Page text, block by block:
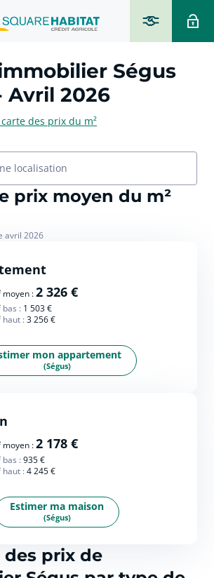
Ségus
Avril 2026
des prix du m²
localisation
prix moyen du m²
avril 2026
moyen :2 326 €
bas : 1 503 €
haut :3 256 €
mon appartement
(Ségus)
moyen :2 178 €
bas :935 €
haut :4 245 €
Estimer ma maison
(Ségus)
prix de